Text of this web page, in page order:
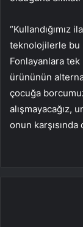
“Kullandığımız
teknolojilerle bu
Fonlayanlara
ürününün
çocuğa
alışmayacağız,
onun